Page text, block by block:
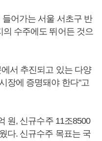
어가는 서울 서초구 반
수주에도 뛰어든 것으
서 추진되고 있는 다양
장에 증명돼야 한다"고
원, 신규수주 11조8500
다. 신규수주 목표는 국